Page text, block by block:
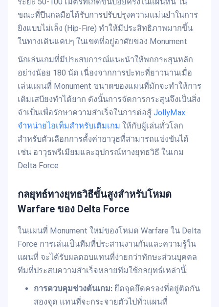
ขณะที่ปืนกลมือได้รับการปรับปรุงความแม่นยำในการ
ยิงแบบไม่เล็ง (Hip-Fire) ทำให้มีประสิทธิภาพมากขึ้น
ในทางเดินแคบๆ ในเขตที่อยู่อาศัยของ Monument
นักเล่นเกมที่มีประสบการณ์แนะนำให้พกกระสุนหลัก
อย่างน้อย 180 นัด เนื่องจากการปะทะที่ยาวนานเมื่อ
เล่นแผนที่ Monument ขนาดของแผนที่มักจะทำให้การ
เติมเสบียงทำได้ยาก ดังนั้นการจัดการกระสุนจึงเป็นสิ่ง
จำเป็นเพื่อรักษาความสำเร็จในการต่อสู้ JollyMax
จำหน่ายไอเท็มสำหรับเติมเกม ให้กับผู้เล่นทั่วโลก
สำหรับตัวเลือกการตั้งค่าอาวุธที่สามารถแข่งขันได้
เช่น อาวุธพรีเมียมและอุปกรณ์ทางยุทธวิธี ในเกม
Delta Force
กลยุทธ์ทางยุทธวิธีขั้นสูงสำหรับโหมด
Warfare ของ Delta Force
ในแผนที่ Monument ใหม่ของโหมด Warfare ใน Delta
Force การเล่นเป็นทีมที่ประสานงานกันและความรู้ใน
แผนที่ จะได้รับผลตอบแทนที่ง่ายกว่าทักษะส่วนบุคคล
ทีมที่ประสบความสำเร็จหลายทีมใช้กลยุทธ์เหล่านี้:
การควบคุมช่วงต้นเกม:ยึดจุดยึดครองที่อยู่ติดกัน
สองจุด แทนที่จะกระจายตัวไปทั่วแผนที่